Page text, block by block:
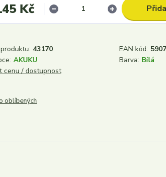
Kč
43170 EAN kód:
AKUKU Barva: Bílá
cenu / dostupnost
oblíbených